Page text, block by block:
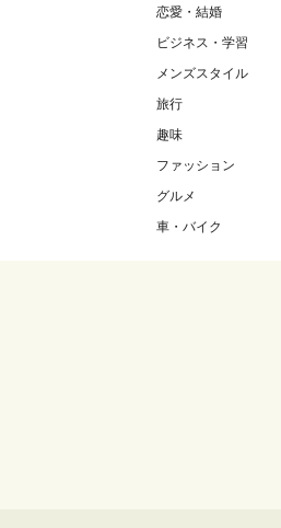
恋愛・結婚
ビジネス・学習
メンズスタイル
旅行
趣味
ファッション
グルメ
車・バイク